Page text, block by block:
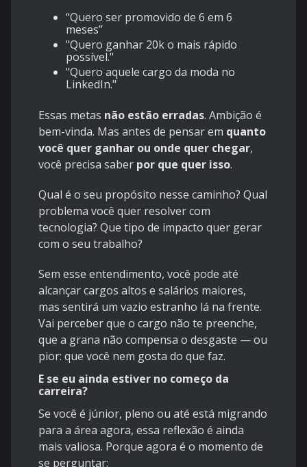
“Quero ser promovido de 6 em 6
meses”
"Quero ganhar 20k o mais rápido
possível."
"Quero aquele cargo da moda no
LinkedIn."
Essas metas não estão erradas. Ambição é
bem-vinda. Mas antes de pensar em quanto
você quer ganhar ou onde quer chegar,
você precisa saber por que quer isso.
Qual é o seu propósito nesse caminho? Qual
problema você quer resolver com
tecnologia? Que tipo de impacto quer gerar
com o seu trabalho?
Sem esse entendimento, você pode até
alcançar cargos altos e salários maiores,
mas sentirá um vazio estranho lá na frente.
Vai perceber que o cargo não te preenche,
que a grana não compensa o desgaste — ou
pior: que você nem gosta do que faz.
E se eu ainda estiver no começo da
carreira?
Se você é júnior, pleno ou até está migrando
para a área agora, essa reflexão é ainda
mais valiosa. Porque agora é o momento de
se perguntar: